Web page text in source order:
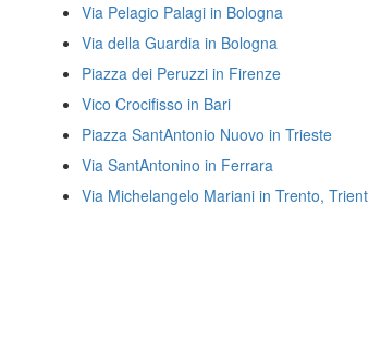
Via Pelagio Palagi in Bologna
Via della Guardia in Bologna
Piazza dei Peruzzi in Firenze
Vico Crocifisso in Bari
Piazza SantAntonio Nuovo in Trieste
Via SantAntonino in Ferrara
Via Michelangelo Mariani in Trento, Trient